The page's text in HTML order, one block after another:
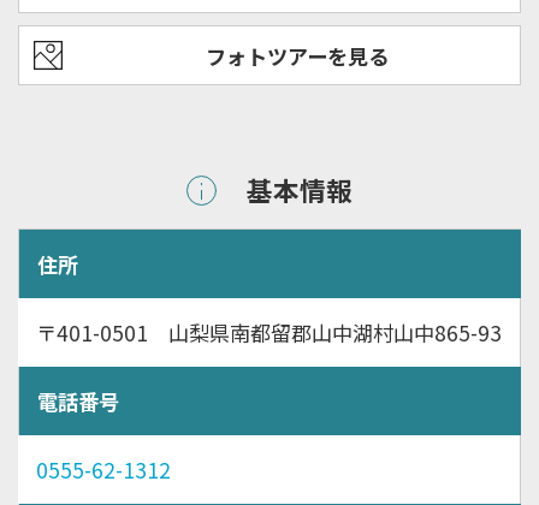
フォトツアーを見る
基本情報
住所
〒401-0501 山梨県南都留郡山中湖村山中865-93
電話番号
0555-62-1312